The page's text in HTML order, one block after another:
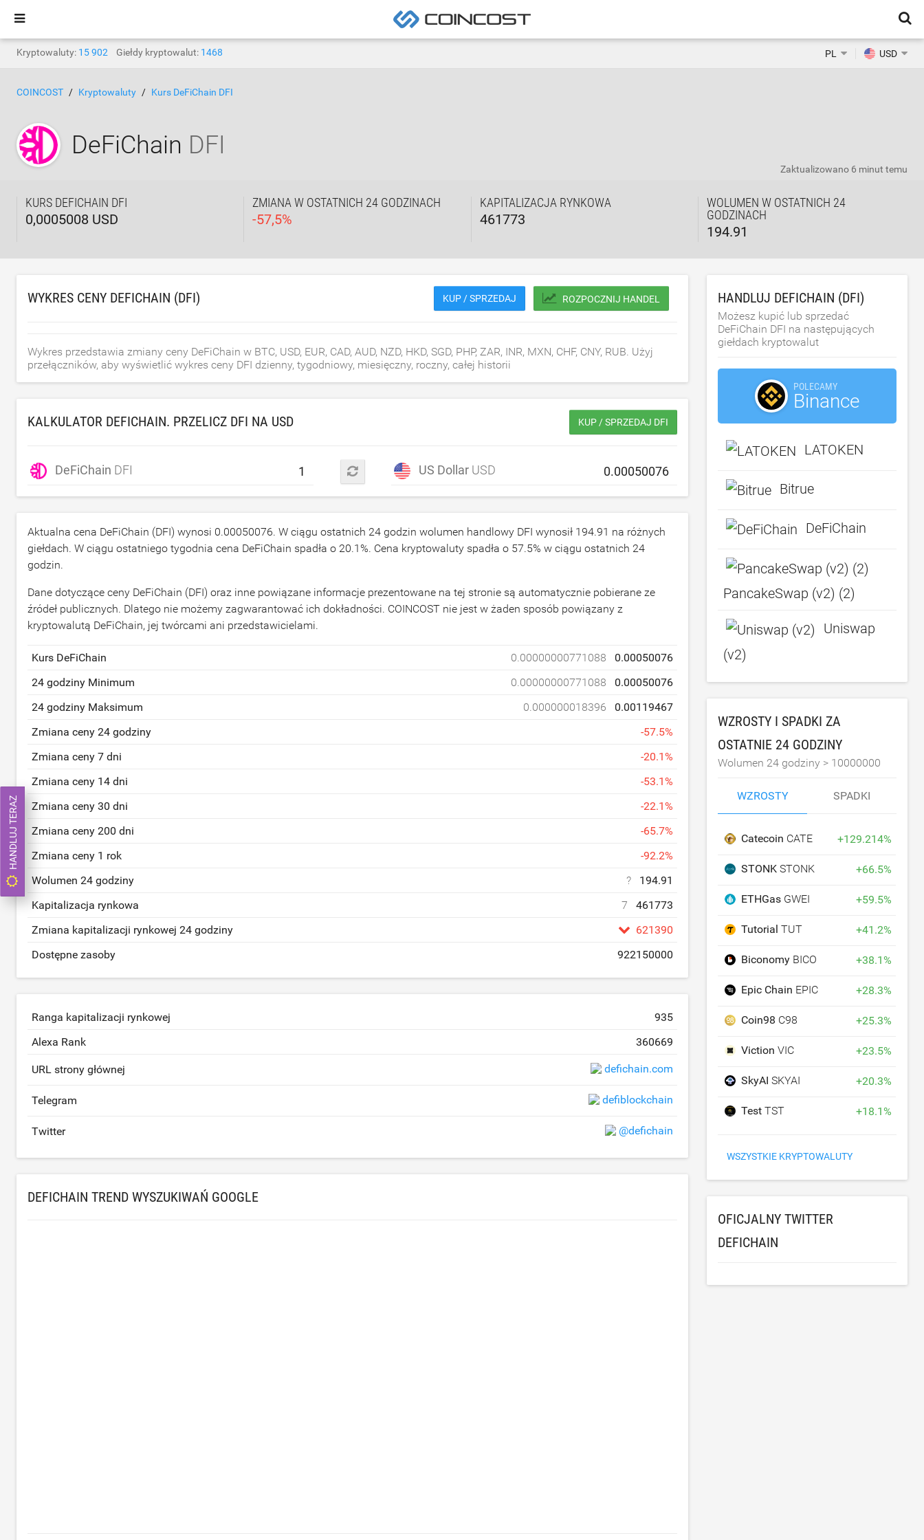
Kryptowaluty: 15 902 Giełdy kryptowalut: 1468 PL USD
COINCOST Kryptowaluty Kurs DeFiChain DFI
DeFiChain DFI
KURS DEFICHAIN DFI
0,0005008 USD
ZMIANA W OSTATNICH 24 GODZINACH
-57,5%
KAPITALIZACJA RYNKOWA
461773
WOLUMEN W OSTATNICH 24
GODZINACH
194.91
Zaktualizowano 6 minut temu
WYKRES CENY DEFICHAIN (DFI) KUP / SPRZEDAJ ROZPOCZNIJ HANDEL
Wykres przedstawia zmiany ceny DeFiChain w BTC, USD, EUR, CAD, AUD, NZD, HKD, SGD, PHP, ZAR, INR, MXN, CHF, CNY, RUB. Użyj
przełączników, aby wyświetlić wykres ceny DFI dzienny, tygodniowy, miesięczny, roczny, całej historii
KALKULATOR DEFICHAIN. PRZELICZ DFI NA USD KUP / SPRZEDAJ DFI
DeFiChain DFI US Dollar USD
Aktualna cena DeFiChain (DFI) wynosi 0.00050076. W ciągu ostatnich 24 godzin wolumen handlowy DFI wynosił 194.91 na różnych
giełdach. W ciągu ostatniego tygodnia cena DeFiChain spadła o 20.1%. Cena kryptowaluty spadła o 57.5% w ciągu ostatnich 24
godzin.
Dane dotyczące ceny DeFiChain (DFI) oraz inne powiązane informacje prezentowane na tej stronie są automatycznie pobierane ze
źródeł publicznych. Dlatego nie możemy zagwarantować ich dokładności. COINCOST nie jest w żaden sposób powiązany z
kryptowalutą DeFiChain, jej twórcami ani przedstawicielami.
Kurs DeFiChain 0.00000000771088
0.00050076
24 godziny Minimum
0.00000000771088
0.00050076
24 godziny Maksimum
0.000000018396
0.00119467
Zmiana ceny 24 godziny
-57.5%
Zmiana ceny 7 dni
-20.1%
Zmiana ceny 14 dni
-53.1%
Zmiana ceny 30 dni
-22.1%
Zmiana ceny 200 dni
-65.7%
Zmiana ceny 1 rok
-92.2%
Wolumen 24 godziny
?
194.91
Kapitalizacja rynkowa
7
461773
Zmiana kapitalizacji rynkowej 24 godziny
621390
Dostępne zasoby
922150000
Ranga kapitalizacji rynkowej
935
Alexa Rank
360669
URL strony głównej defichain.com
Telegram defiblockchain
Twitter @defichain
DEFICHAIN TREND WYSZUKIWAŃ GOOGLE
HANDLUJ DEFICHAIN (DFI)
Możesz kupić lub sprzedać
DeFiChain DFI na następujących
giełdach kryptowalut
POLECAMY
Binance
LATOKEN
Bitrue
DeFiChain
PancakeSwap (v2) (2)
Uniswap
(v2)
WZROSTY I SPADKI ZA
OSTATNIE 24 GODZINY
Wolumen 24 godziny > 10000000
WZROSTY SPADKI
Catecoin CATE +129.214%
STONKSTONK +66.5%
ETHGas GWEI +59.5%
TutorialTUT +41.2%
Biconomy BICO +38.1%
Epic Chain EPIC +28.3%
Coin98 C98 +25.3%
VictionVIC +23.5%
SkyAISKYAI +20.3%
TestTST +18.1%
WSZYSTKIE KRYPTOWALUTY
OFICJALNY TWITTER
DEFICHAIN
HANDLUJ TERAZ